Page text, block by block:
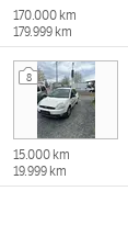
170.000 km
179.999 km
8
15.000 km
19.999 km